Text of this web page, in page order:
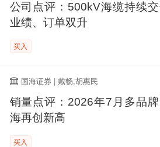
公司点评：500kV海缆持续
业绩、订单双升
买入
国海证券 | 戴畅,胡惠民
销量点评：2026年7月多品
海再创新高
买入